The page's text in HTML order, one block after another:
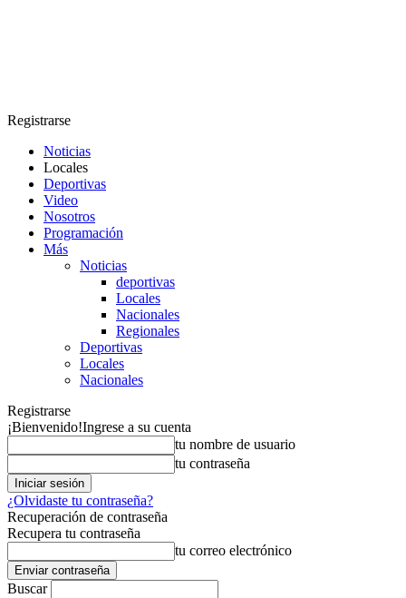
Registrarse
Noticias
Locales
Deportivas
Video
Nosotros
Programación
Más
Noticias
deportivas
Locales
Nacionales
Regionales
Deportivas
Locales
Nacionales
Registrarse
¡Bienvenido!Ingrese a su cuenta
tu nombre de usuario
tu contraseña
¿Olvidaste tu contraseña?
Recuperación de contraseña
Recupera tu contraseña
tu correo electrónico
Buscar